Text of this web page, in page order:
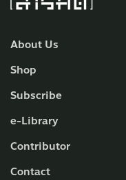
About Us
Shop
Subscribe
e-Library
Contributor
Contact